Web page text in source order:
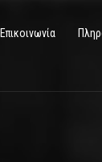
Επικοινωνία